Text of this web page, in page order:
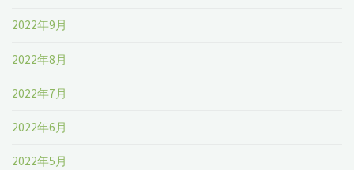
2022年9月
2022年8月
2022年7月
2022年6月
2022年5月